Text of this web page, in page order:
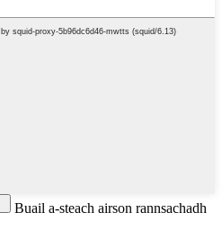
Buail a-steach airson rannsachadh